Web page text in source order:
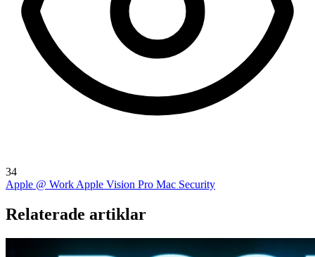
34
Apple @ Work Apple Vision Pro Mac Security
Relaterade artiklar